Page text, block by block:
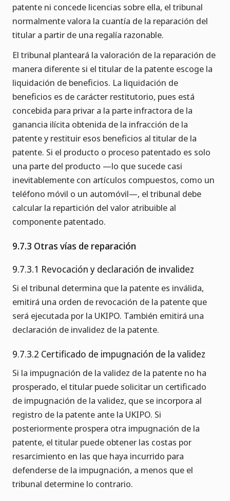
patente ni concede licencias sobre ella, el tribunal
normalmente valora la cuantía de la reparación del
titular a partir de una regalía razonable.
El tribunal planteará la valoración de la reparación de
manera diferente si el titular de la patente escoge la
liquidación de beneficios. La liquidación de
beneficios es de carácter restitutorio, pues está
concebida para privar a la parte infractora de la
ganancia ilícita obtenida de la infracción de la
patente y restituir esos beneficios al titular de la
patente. Si el producto o proceso patentado es solo
una parte del producto —lo que sucede casi
inevitablemente con artículos compuestos, como un
teléfono móvil o un automóvil—, el tribunal debe
calcular la repartición del valor atribuible al
componente patentado.
9.7.3 Otras vías de reparación
9.7.3.1 Revocación y declaración de invalidez
Si el tribunal determina que la patente es inválida,
emitirá una orden de revocación de la patente que
será ejecutada por la UKIPO. También emitirá una
declaración de invalidez de la patente.
9.7.3.2 Certificado de impugnación de la validez
Si la impugnación de la validez de la patente no ha
prosperado, el titular puede solicitar un certificado
de impugnación de la validez, que se incorpora al
registro de la patente ante la UKIPO. Si
posteriormente prospera otra impugnación de la
patente, el titular puede obtener las costas por
resarcimiento en las que haya incurrido para
defenderse de la impugnación, a menos que el
tribunal determine lo contrario.